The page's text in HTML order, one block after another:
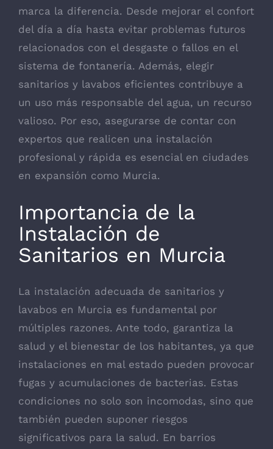
marca la diferencia. Desde mejorar el confort
del día a día hasta evitar problemas futuros
relacionados con el desgaste o fallos en el
sistema de fontanería. Además, elegir
sanitarios y lavabos eficientes contribuye a
un uso más responsable del agua, un recurso
valioso. Por eso, asegurarse de contar con
expertos que realicen una instalación
profesional y rápida es esencial en ciudades
en expansión como Murcia.
Importancia de la
Instalación de
Sanitarios en Murcia
La instalación adecuada de sanitarios y
lavabos en Murcia es fundamental por
múltiples razones. Ante todo, garantiza la
salud y el bienestar de los habitantes, ya que
instalaciones en mal estado pueden provocar
fugas y acumulaciones de bacterias. Estas
condiciones no solo son incomodas, sino que
también pueden suponer riesgos
significativos para la salud. En barrios